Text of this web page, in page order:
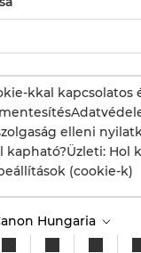
kkal kapcsolatos
elleni
kapható?Üzleti: Hol
(cookie-k)
Hungaria